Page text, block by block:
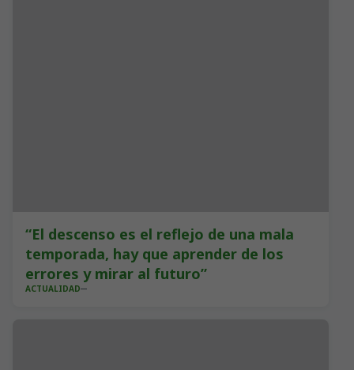
“El descenso es el reflejo de una mala
temporada, hay que aprender de los
errores y mirar al futuro”
ACTUALIDAD